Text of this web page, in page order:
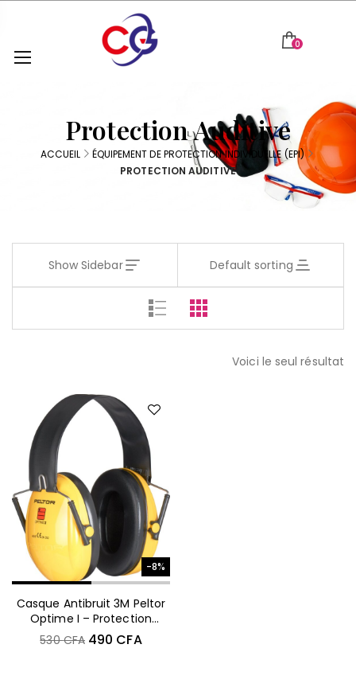
0
Protection Auditive
ACCUEIL
ÉQUIPEMENT DE PROTECTION INDIVIDUELLE (EPI)
PROTECTION AUDITIVE
Show Sidebar Default sorting
Voici le seul résultat
-8%
Casque Antibruit 3M Peltor
Optime I – Protection
Auditive Confortable
530CFA 490 CFA